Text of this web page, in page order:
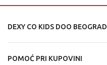
DEXY CO KIDS DOO BEOGRAD
POMOĆ PRI KUPOVINI